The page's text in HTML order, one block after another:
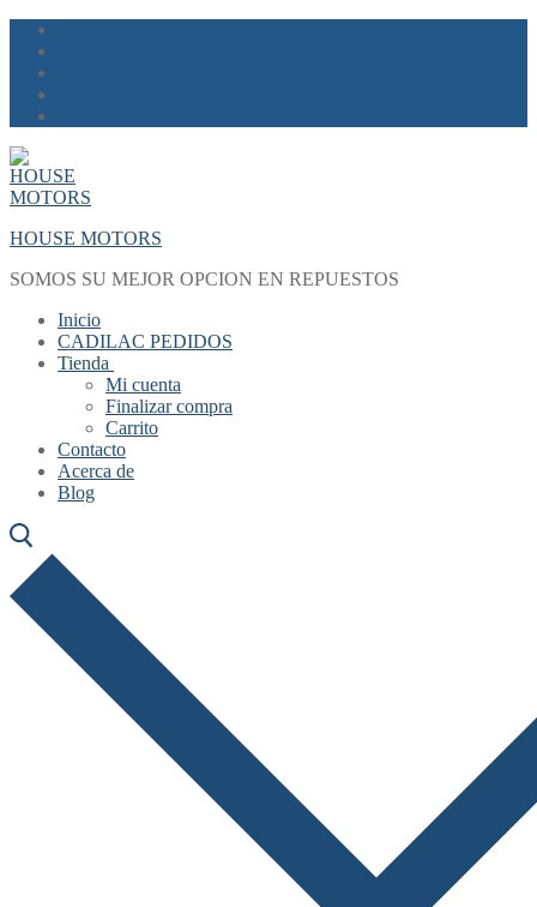
Skip
content
Menu
Close
HOUSE MOTORS
SOMOS SU MEJOR OPCION EN REPUESTOS
Inicio
CADILAC PEDIDOS
Tienda
Mi cuenta
Finalizar compra
Carrito
Contacto
Acerca de
Blog